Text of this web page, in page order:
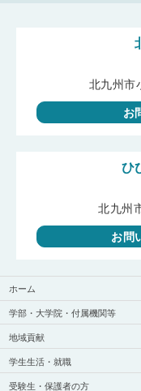
ホーム
学部・大学院・付属機関等
地域貢献
学生生活・就職
受験生・保護者の方
北九州市
お
ひ
北九州
お問